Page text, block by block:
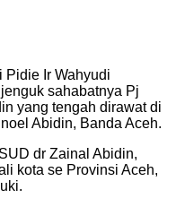
Pidie Ir Wahyudi
sahabatnya Pj
yang tengah dirawat di
Abidin, Banda Aceh.
dr Zainal Abidin,
kota se Provinsi Aceh,